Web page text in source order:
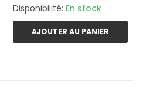
Disponibilité: En stock
AJOUTER AU PANIER